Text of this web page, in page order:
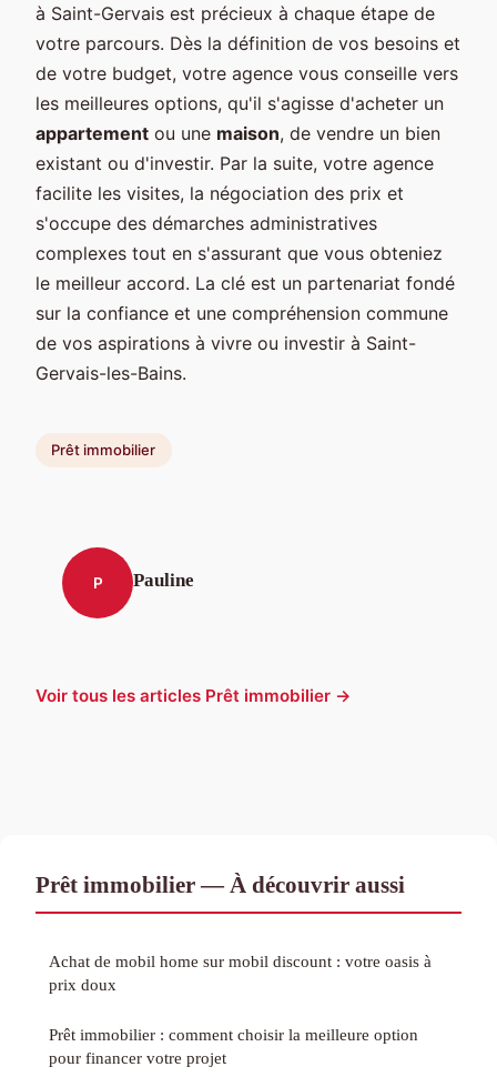
à Saint-Gervais est précieux à chaque étape de
votre parcours. Dès la définition de vos besoins et
de votre budget, votre agence vous conseille vers
les meilleures options, qu'il s'agisse d'acheter un
appartement ou une maison, de vendre un bien
existant ou d'investir. Par la suite, votre agence
facilite les visites, la négociation des prix et
s'occupe des démarches administratives
complexes tout en s'assurant que vous obteniez
le meilleur accord. La clé est un partenariat fondé
sur la confiance et une compréhension commune
de vos aspirations à vivre ou investir à Saint-
Gervais-les-Bains.
Prêt immobilier
P Pauline
Voir tous les articles Prêt immobilier →
Prêt immobilier — À découvrir aussi
Achat de mobil home sur mobil discount : votre oasis à
prix doux
Prêt immobilier : comment choisir la meilleure option
pour financer votre projet